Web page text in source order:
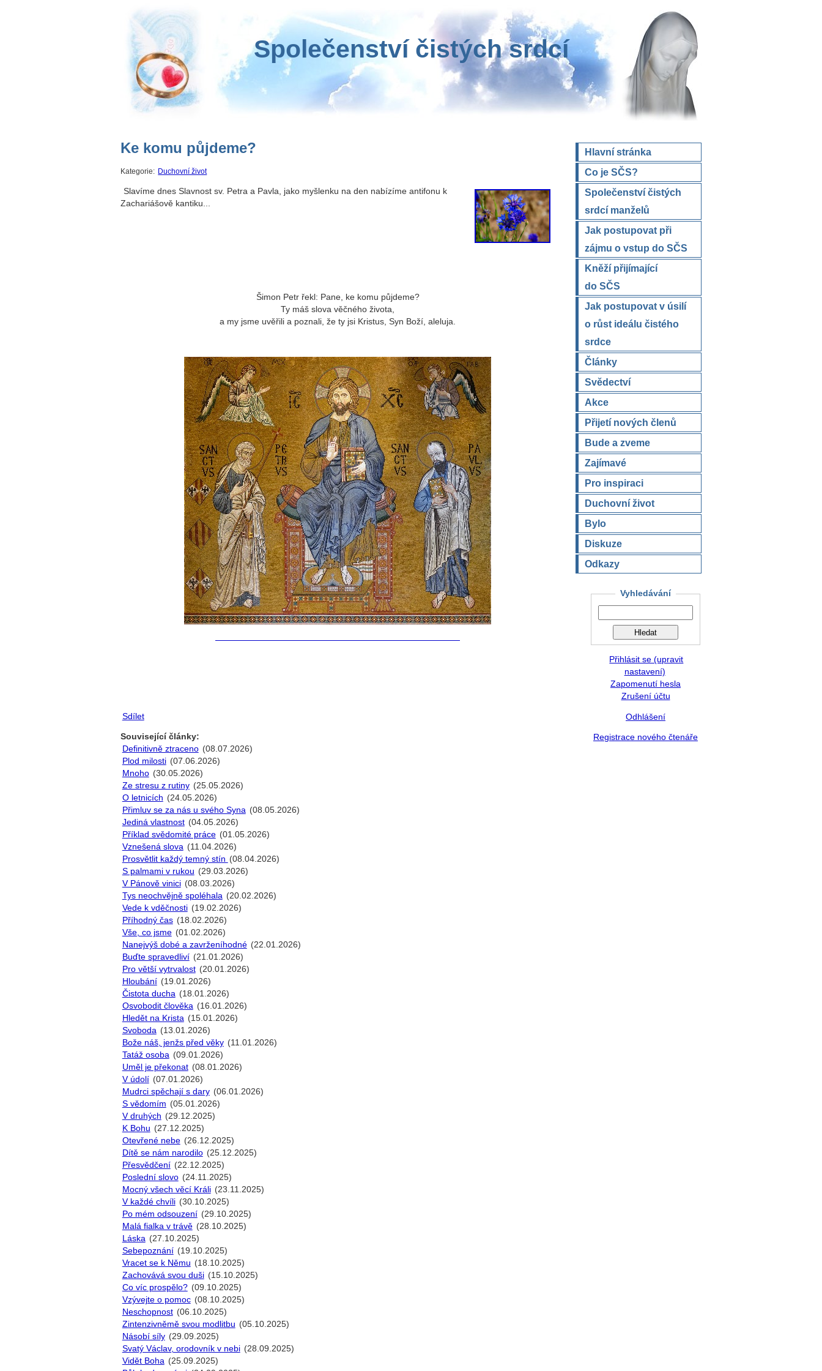
Společenství čistých srdcí
Hlavní stránka
Co je SČS?
Společenství čistých
srdcí manželů
Jak postupovat při
zájmu o vstup do SČS
Kněží přijímající
do SČS
Jak postupovat v úsilí
o růst ideálu čistého
srdce
Články
Svědectví
Akce
Přijetí nových členů
Bude a zveme
Zajímavé
Pro inspiraci
Duchovní život
Bylo
Diskuze
Odkazy
Ke komu půjdeme?
Kategorie: Duchovní život
Slavíme dnes Slavnost sv. Petra a Pavla, jako myšlenku na den nabízíme antifonu k
Zachariášově kantiku...
Šimon Petr řekl: Pane, ke komu půjdeme?
Ty máš slova věčného života,
a my jsme uvěřili a poznali, že ty jsi Kristus, Syn Boží, aleluja.
Sdílet
Související články:
Definitivně ztraceno (08.07.2026)
Plod milosti (07.06.2026)
Mnoho (30.05.2026)
Ze stresu z rutiny (25.05.2026)
O letnicích (24.05.2026)
Přimluv se za nás u svého Syna (08.05.2026)
Jediná vlastnost (04.05.2026)
Příklad svědomité práce (01.05.2026)
Vznešená slova (11.04.2026)
Prosvětlit každý temný stín (08.04.2026)
S palmami v rukou (29.03.2026)
V Pánově vinici (08.03.2026)
Tys neochvějně spoléhala (20.02.2026)
Vede k vděčnosti (19.02.2026)
Příhodný čas (18.02.2026)
Vše, co jsme (01.02.2026)
Nanejvýš dobé a zavrženíhodné (22.01.2026)
Buďte spravedliví (21.01.2026)
Pro větší vytrvalost (20.01.2026)
Hloubání (19.01.2026)
Čistota ducha (18.01.2026)
Osvobodit člověka (16.01.2026)
Hledět na Krista (15.01.2026)
Svoboda (13.01.2026)
Bože náš, jenžs před věky (11.01.2026)
Tatáž osoba (09.01.2026)
Uměl je překonat (08.01.2026)
V údolí (07.01.2026)
Mudrci spěchají s dary (06.01.2026)
S vědomím (05.01.2026)
V druhých (29.12.2025)
K Bohu (27.12.2025)
Otevřené nebe (26.12.2025)
Dítě se nám narodilo (25.12.2025)
Přesvědčení (22.12.2025)
Poslední slovo (24.11.2025)
Mocný všech věcí Králi (23.11.2025)
V každé chvíli (30.10.2025)
Po mém odsouzení (29.10.2025)
Malá fialka v trávě (28.10.2025)
Láska (27.10.2025)
Sebepoznání (19.10.2025)
Vracet se k Němu (18.10.2025)
Zachovává svou duši (15.10.2025)
Co víc prospělo? (09.10.2025)
Vzývejte o pomoc (08.10.2025)
Neschopnost (06.10.2025)
Zintenzivněmě svou modlitbu (05.10.2025)
Násobí síly (29.09.2025)
Svatý Václav, orodovník v nebi (28.09.2025)
Vidět Boha (25.09.2025)
Vyhledávání
Přihlásit se (upravit
nastavení)
Zapomenutí hesla
Zrušení účtu
Odhlášení
Registrace nového čtenáře